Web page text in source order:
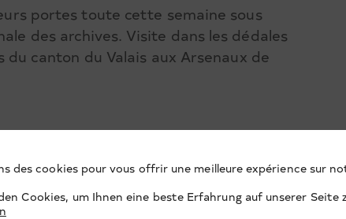
portes toute cette semaine sous
des archives. Visite dans les dédales
du canton du Valais aux Arsenaux de
des cookies pour vous offrir une meilleure expérience sur
Cookies, um Ihnen eine beste Erfahrung auf unserer Seite